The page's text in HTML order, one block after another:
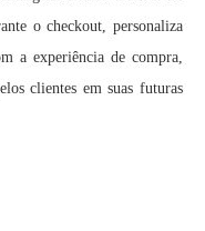
o checkout, personaliza
a experiência de compra,
clientes em suas futuras